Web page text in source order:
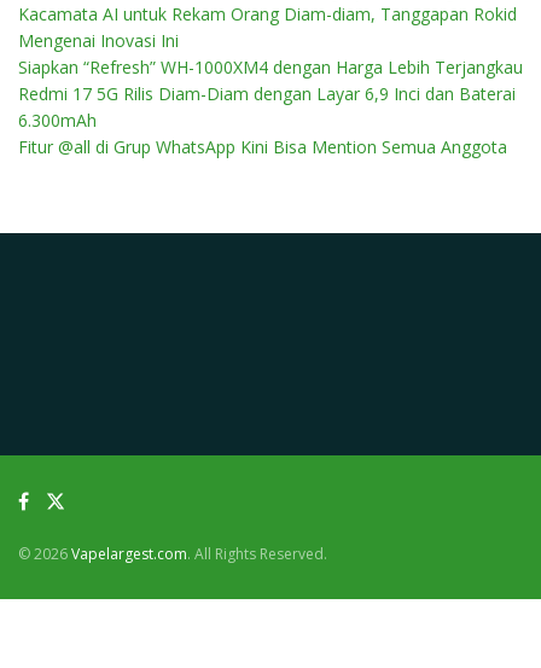
Kacamata AI untuk Rekam Orang Diam-diam, Tanggapan Rokid
Mengenai Inovasi Ini
Siapkan “Refresh” WH-1000XM4 dengan Harga Lebih Terjangkau
Redmi 17 5G Rilis Diam-Diam dengan Layar 6,9 Inci dan Baterai
6.300mAh
Fitur @all di Grup WhatsApp Kini Bisa Mention Semua Anggota
© 2026Vapelargest.com. All Rights Reserved.